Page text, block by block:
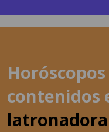
contenidos